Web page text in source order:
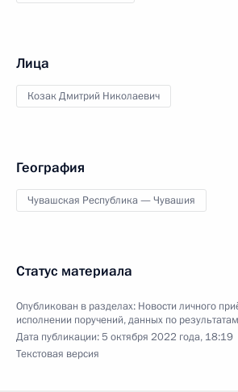
Лица
Козак Дмитрий Николаевич
География
Чувашская Республика — Чувашия
Статус материала
Опубликован в разделах: Новости личного
исполнении поручений, данных по
Дата публикации:5 октября 2022 года, 18:19
Текстовая версия